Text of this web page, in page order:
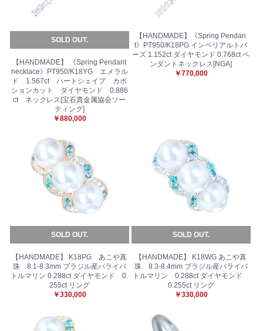
SOLD OUT.
【HANDMADE】 《Spring Pendant
necklace》PT950/K18YG エメラル
ド 1.567ct ハートシェイプ カボ
ションカット ダイヤモンド 0.886
ct ネックレス[宝石貴金属協会ソー
ティング]
￥880,000
【HANDMADE】《Spring Pendan
t》PT950/K18PG インペリアルトパ
ーズ 1.152ct ダイヤモンド 0.768ct ペ
ンダントネックレス[NGA]
￥770,000
SOLD OUT.
【HANDMADE】 K18PG あこや真
珠 8.1-8.3mm ブラジル産パライバ
トルマリン 0.288ct ダイヤモンド 0.
255ct リング
￥330,000
SOLD OUT.
【HANDMADE】 K18WG あこや真
珠 8.3-8.4mm ブラジル産パライバ
トルマリン 0.288ct ダイヤモンド
0.255ct リング
￥330,000